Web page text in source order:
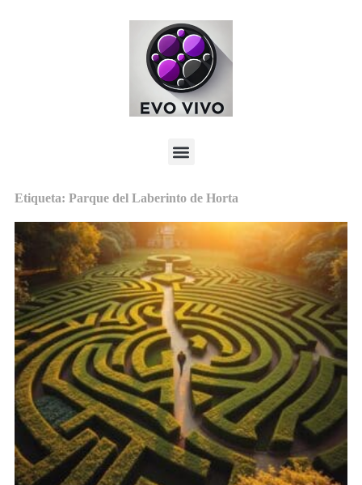
Etiqueta: Parque del Laberinto de Horta